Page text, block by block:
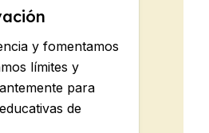
y fomentamos
límites y
para
de